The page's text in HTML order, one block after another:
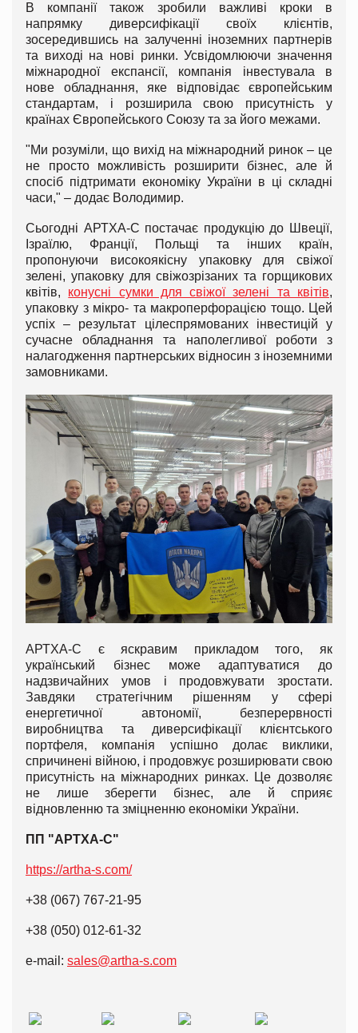
В компанії також зробили важливі кроки в
напрямку диверсифікації своїх клієнтів,
зосередившись на залученні іноземних партнерів
та виході на нові ринки. Усвідомлюючи значення
міжнародної експансії, компанія інвестувала в
нове обладнання, яке відповідає європейським
стандартам, і розширила свою присутність у
країнах Європейського Союзу та за його межами.
"Ми розуміли, що вихід на міжнародний ринок – це
не просто можливість розширити бізнес, але й
спосіб підтримати економіку України в ці складні
часи," – додає Володимир.
Сьогодні АРТХА-С постачає продукцію до Швеції,
Ізраїлю, Франції, Польщі та інших країн,
пропонуючи високоякісну упаковку для свіжої
зелені, упаковку для свіжозрізаних та горщикових
квітів, конусні сумки для свіжої зелені та квітів,
упаковку з мікро- та макроперфорацією тощо. Цей
успіх – результат цілеспрямованих інвестицій у
сучасне обладнання та наполегливої роботи з
налагодження партнерських відносин з іноземними
замовниками.
АРТХА-С є яскравим прикладом того, як
український бізнес може адаптуватися до
надзвичайних умов і продовжувати зростати.
Завдяки стратегічним рішенням у сфері
енергетичної автономії, безперервності
виробництва та диверсифікації клієнтського
портфеля, компанія успішно долає виклики,
спричинені війною, і продовжує розширювати свою
присутність на міжнародних ринках. Це дозволяє
не лише зберегти бізнес, але й сприяє
відновленню та зміцненню економіки України.
ПП "АРТХА-С"
https://artha-s.com/
+38 (067) 767-21-95
+38 (050) 012-61-32
e-mail: sales@artha-s.com